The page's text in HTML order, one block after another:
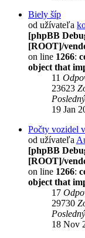
Biely šíp
od užívateľa
[phpBB
[ROOT]/
on line 1266:
object that
11
23623
19 Jan
Počty vozidel
od užívateľa
[phpBB
[ROOT]/
on line 1266:
object that
17
29730
18 Nov